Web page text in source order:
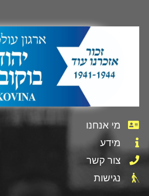
מי אנחנו
מידע
צור קשר
נגישות